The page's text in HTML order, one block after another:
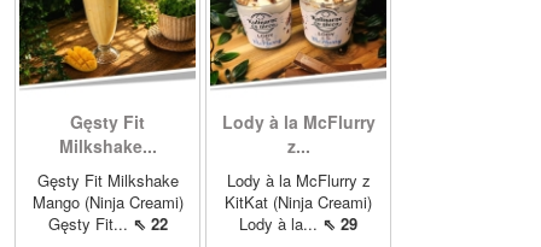
Gęsty Fit
Milkshake...
Gęsty Fit Milkshake
Mango (Ninja Creami)
Gęsty Fit... ⇖ 22
Lody à la McFlurry
z...
Lody à la McFlurry z
KitKat (Ninja Creami)
Lody à la... ⇖ 29